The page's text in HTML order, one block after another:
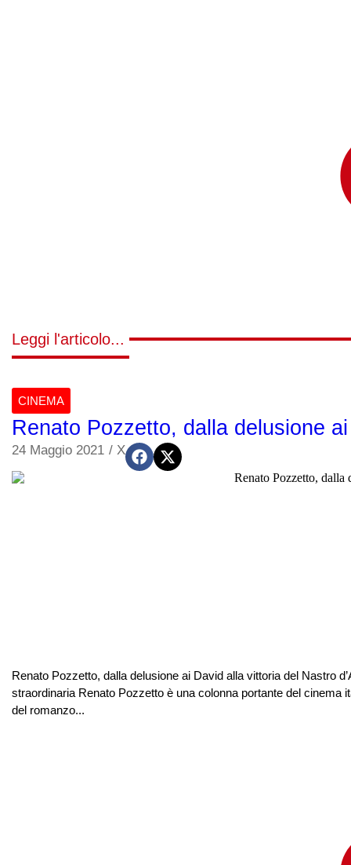
Leggi l'articolo...
CINEMA
Renato Pozzetto, dalla delusione
24 Maggio 2021 / X
Renato Pozzetto, dalla delusione ai David alla vittoria del Nastro
straordinaria Renato Pozzetto è una colonna portante del
del romanzo...